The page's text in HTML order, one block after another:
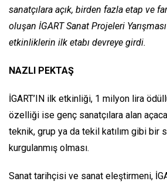
sanatçılara açık, birden fazla etap ve
oluşan İGART Sanat Projeleri
etkinliklerin ilk etabı devreye girdi.
NAZLI PEKTAŞ
İGART’IN ilk etkinliği, 1 milyon lira
özelliği ise genç sanatçılara alan
teknik, grup ya da tekil katılım gibi bir
kurgulanmış olması.
Sanat tarihçisi ve sanat eleştirmeni,